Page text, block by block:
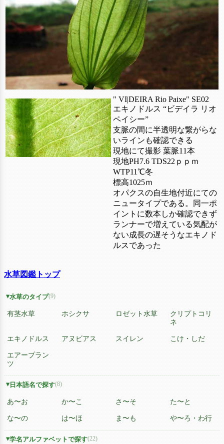
" VI|DEIRA Rio Paixe" SE02
エキノドルス “ビデイラ リオ
ペイシー”
支脈の間に半透明な繋がらな
いラインも確認できる
現地にて撮影 葉脈11本
現地PH7.6 TDS22ｐｐｍ
WTP11℃冬
標高1025ｍ
オパクスの自生地付近にての
ニュータイプである。同一ポ
イントに数本しか確認できず
ランナーで増えている気配が
ない成長の遅そうなエキノド
ルスであった
水草図鑑トップ
水草のタイプ(9)
有茎水草 ホシクサ ロゼット水草
クリプトコリ
ネ
エキノドルス アヌビアス スイレン こけ・しだ
エアープラン
ツ
日本語名で探す(8)
あ〜お か〜こ さ〜そ た〜と
な〜の は〜ほ ま〜も や〜ろ・わ行
学名アルファベットで探す(22)